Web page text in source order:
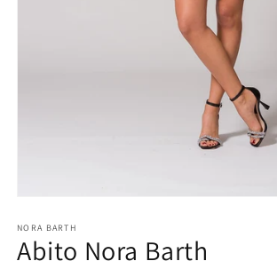
multimediali
1
in
NORA BARTH
Abito Nora Barth